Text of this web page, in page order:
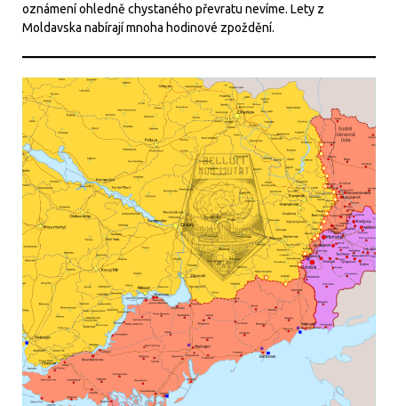
oznámení ohledně chystaného převratu nevíme. Lety z
Moldavska nabírají mnoha hodinové zpoždění.